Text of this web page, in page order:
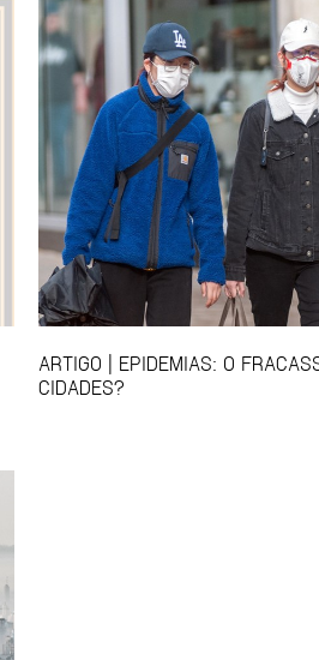
ARTIGO | EPIDEMIAS: O
CIDADES?